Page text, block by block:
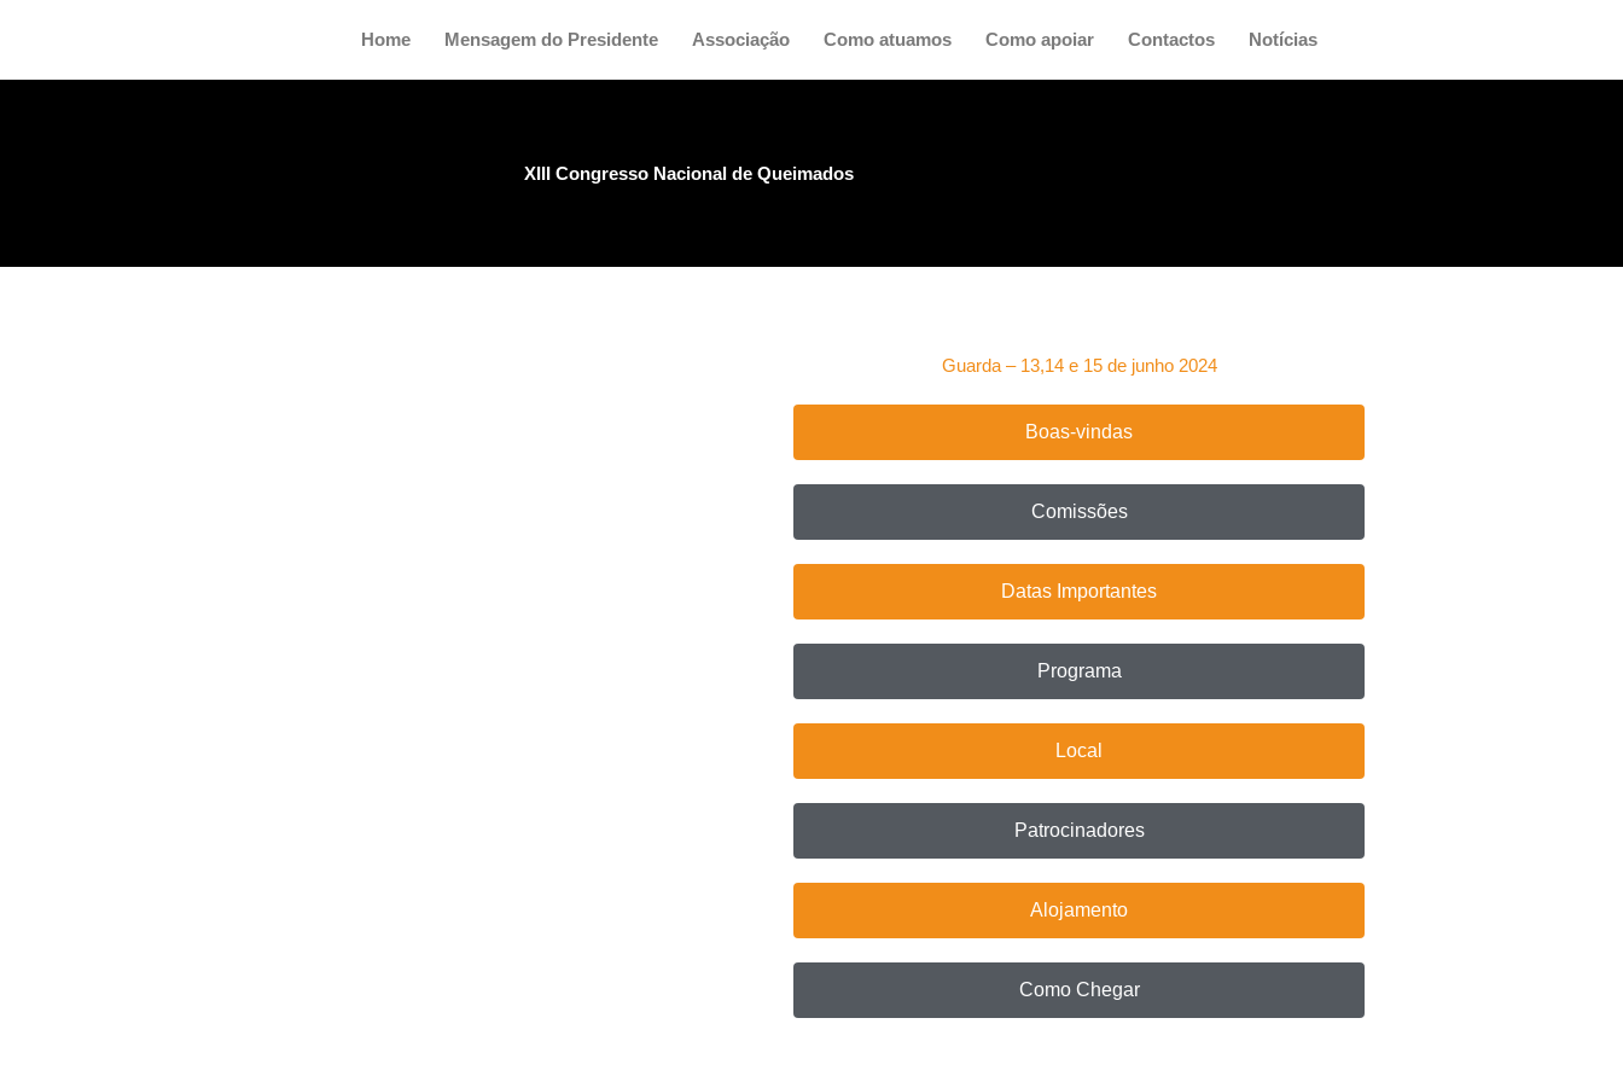
Home Mensagem do Presidente Associação Como atuamos Como apoiar Contactos Notícias
XIII Congresso Nacional de Queimados
Guarda – 13,14 e 15 de junho 2024
Boas-vindas
Comissões
Datas Importantes
Programa
Local
Patrocinadores
Alojamento
Como Chegar